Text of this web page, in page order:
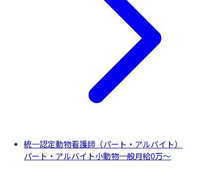
統一認定動物看護師（パート・アルバイト）
パート・アルバイト小動物一般月給0万〜